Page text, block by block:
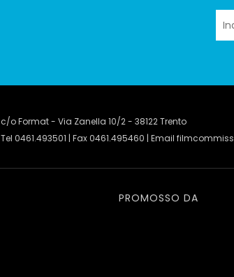
c/o Format - Via Zanella 10/2 - 38122 Trento
Tel 0461.493501 | Fax 0461.495460 | Email
PROMOSSO DA